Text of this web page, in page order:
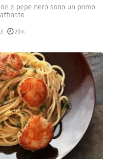
e pepe nero sono un primo
20m